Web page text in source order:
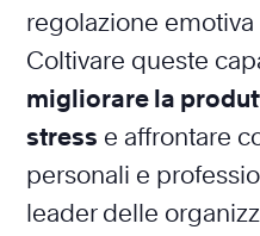
regolazione
Coltivare queste
migliorare la
stress e affrontare
personali e
leader delle